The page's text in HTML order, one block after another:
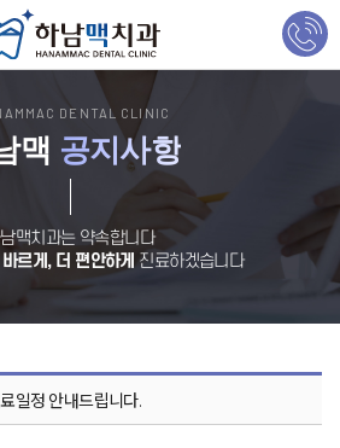
DENTAL CLINIC
맥 공지사항
맥치과는 약속합니다
르게, 더 편안하게 진료하겠습니다
일정 안내드립니다.